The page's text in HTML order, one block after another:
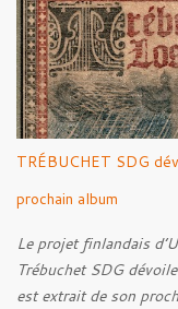
Kanonenfieber ) et de
leur intérêt pour la
donne également la
Kohlmannslehner,
Ralf Raths, directeur
afin d'interroger plus
dans l'esthétique et
découvrir ci-dessous :
TRÉBUCHET SDG
prochain album
Le projet finlandais
Trébuchet SDG
est extrait de son